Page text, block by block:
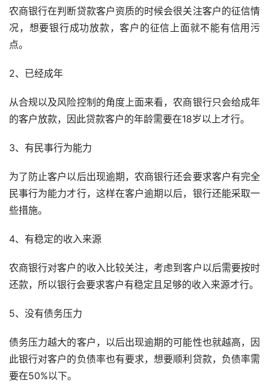
农商银行在判断贷款客户资质的时候会很关注客户的征信情
况，想要银行成功放款，客户的征信上面就不能有信用污
点。
2、已经成年
从合规以及风险控制的角度上面来看，农商银行只会给成年
的客户放款，因此贷款客户的年龄需要在18岁以上才行。
3、有民事行为能力
为了防止客户以后出现逾期，农商银行还会要求客户有完全
民事行为能力才行，这样在客户逾期以后，银行还能采取一
些措施。
4、有稳定的收入来源
农商银行对客户的收入比较关注，考虑到客户以后需要按时
还款，所以银行会要求客户有稳定且足够的收入来源才行。
5、没有债务压力
债务压力越大的客户，以后出现逾期的可能性也就越高，因
此银行对客户的负债率也有要求，想要顺利贷款，负债率需
要在50%以下。